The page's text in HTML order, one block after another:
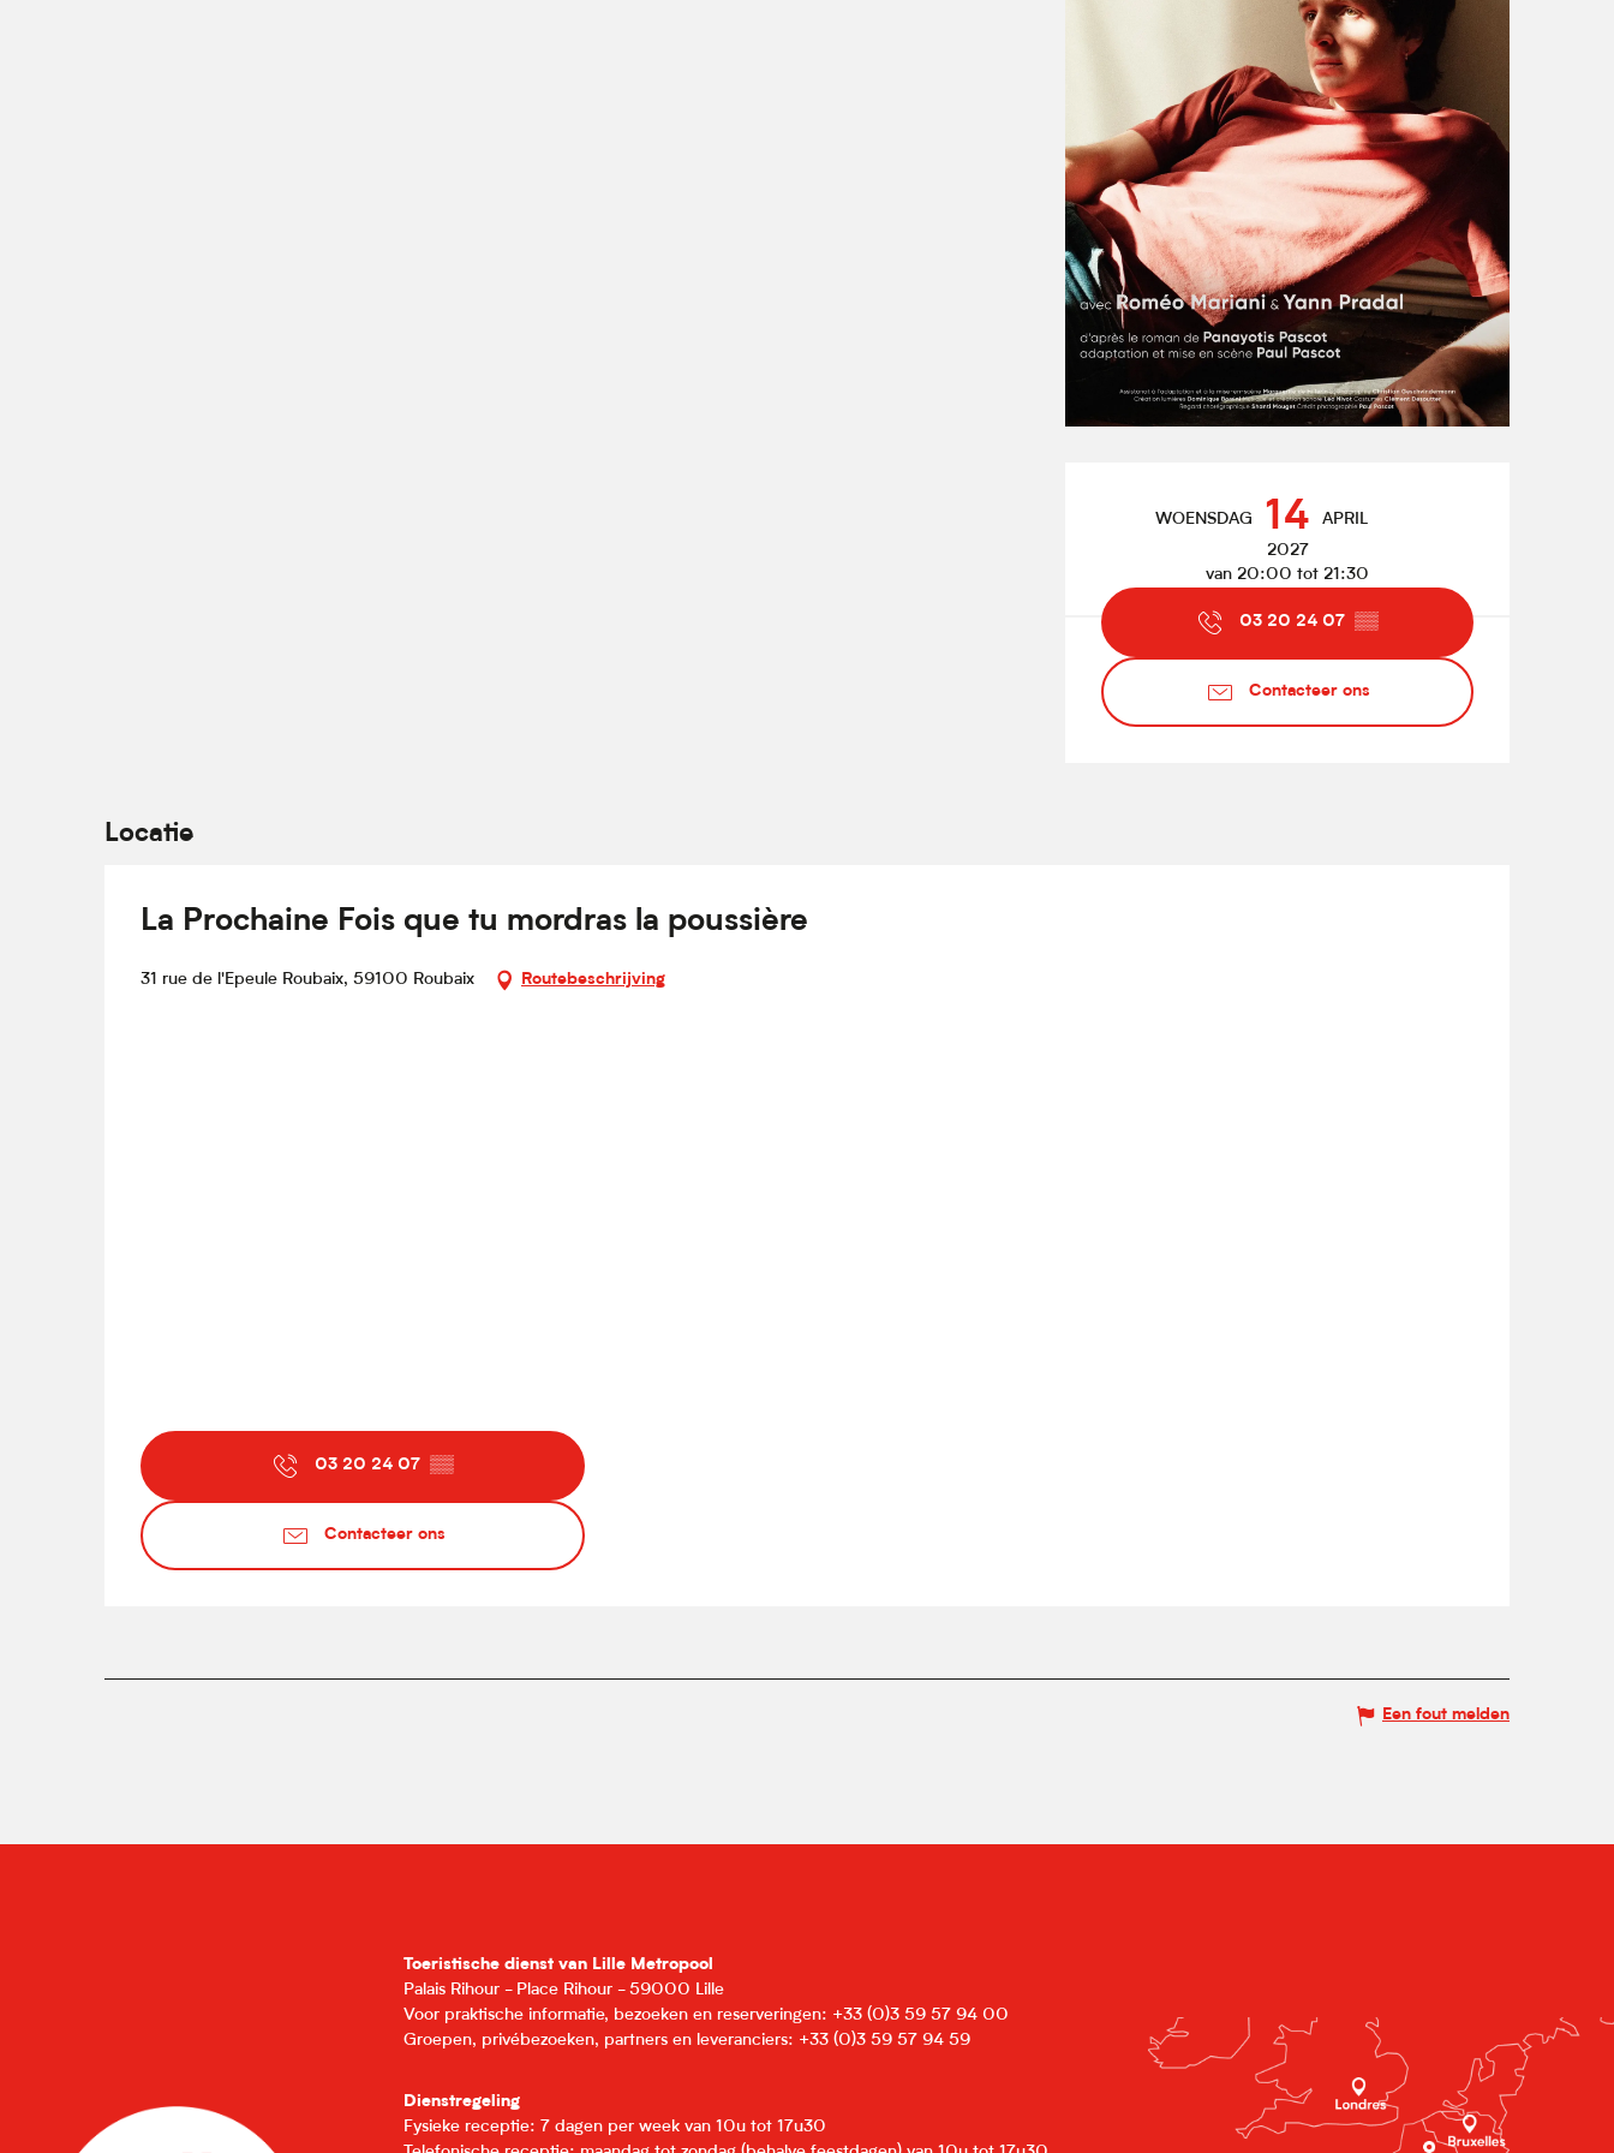
Openingstijden en
WOENSDAG 14 APRIL
2027
van 20:00 tot 21:30
03 20 24 07 ▒▒
Contacteer ons
Locatie
La Prochaine Fois que tu mordras la poussière
31 rue de l'Epeule Roubaix, 59100 Roubaix Routebeschrijving
03 20 24 07 ▒▒
Contacteer ons
Een fout melden
Toeristische dienst van Lille Metropool
Palais Rihour - Place Rihour - 59000 Lille
Voor praktische informatie, bezoeken en reserveringen: +33 (0)3 59 57 94 00
Groepen, privébezoeken, partners en leveranciers: +33 (0)3 59 57 94 59
Dienstregeling
Fysieke receptie: 7 dagen per week van 10u tot 17u30